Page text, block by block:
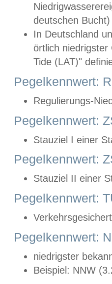
deutschen
In Deutschland
örtlich
Tide (LAT)"
Pegelkennwert:
Regulierungs-
Pegelkennwert:
Stauziel I einer
Pegelkennwert:
Stauziel II einer
Pegelkennwert:
Pegelkennwert:
niedrigster
Beispiel: NNW